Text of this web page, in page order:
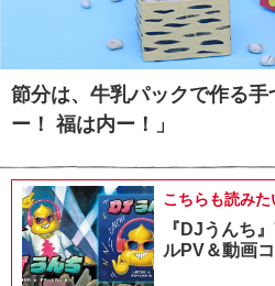
節分は、牛乳パックで作る
ー！ 福は内ー！」
こちらも読みた
『DJうんち
ルPV＆動画